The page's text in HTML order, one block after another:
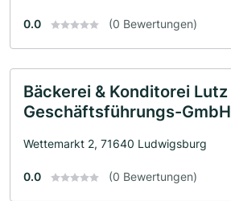
0.0 (0 Bewertungen)
Bäckerei & Konditorei Lutz
Geschäftsführungs-GmbH
Wettemarkt 2, 71640 Ludwigsburg
0.0 (0 Bewertungen)